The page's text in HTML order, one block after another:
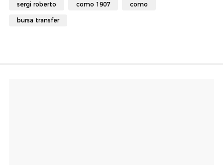
sergi roberto como 1907 como
bursa transfer